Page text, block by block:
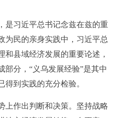
习近平总书记念兹在兹的重
为民的亲身实践中，习近平总
和县域经济发展的重要论述，
部分，“义乌发展经验”是其中
得到实践的充分检验。
作出判断和决策。坚持战略